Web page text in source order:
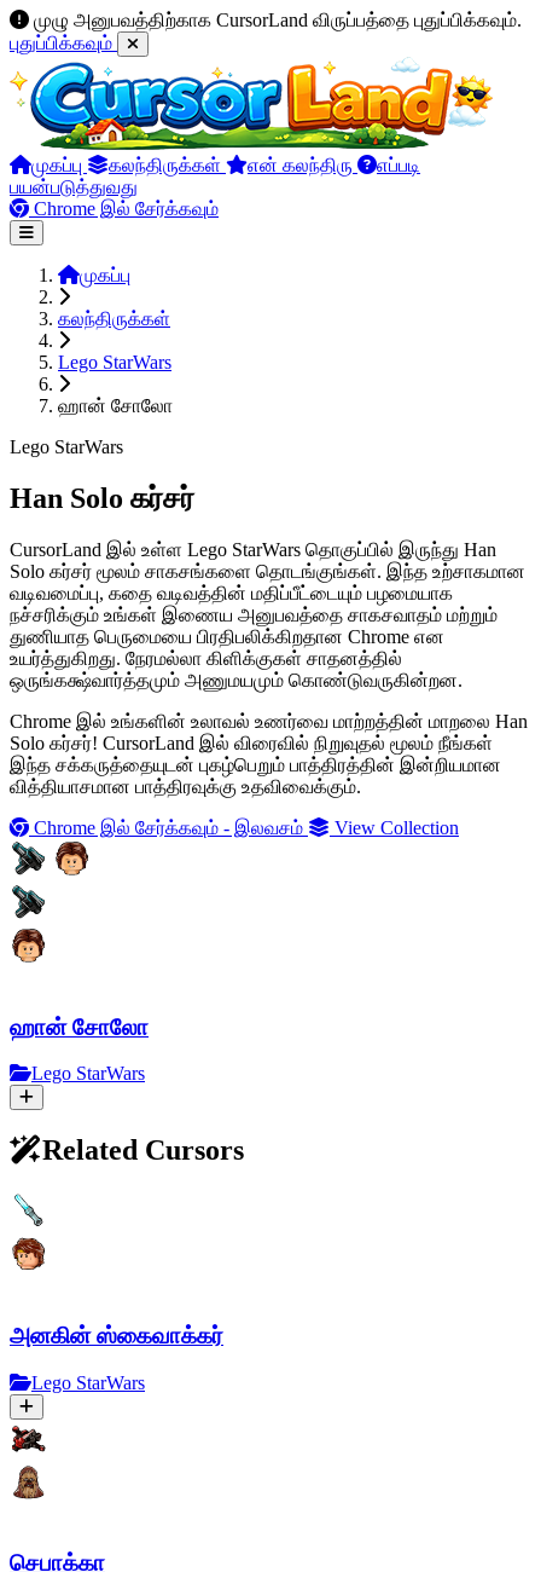
முழு அனுபவத்திற்காக CursorLand விருப்பத்தை புதுப்பிக்கவும்.
புதுப்பிக்கவும்
முகப்பு கலந்திருக்கள் என் கலந்திரு
எப்படி
பயன்படுத்துவது
Chrome இல் சேர்க்கவும்
முகப்பு
கலந்திருக்கள்
Lego StarWars
ஹான் சோலோ
Lego StarWars
Han Solo கர்சர்
CursorLand இல் உள்ள Lego StarWars தொகுப்பில் இருந்து Han
Solo கர்சர் மூலம் சாகசங்களை தொடங்குங்கள். இந்த உற்சாகமான
வடிவமைப்பு, கதை வடிவத்தின் மதிப்பீட்டையும் பழமையாக
நச்சரிக்கும் உங்கள் இணைய அனுபவத்தை சாகசவாதம் மற்றும்
துணியாத பெருமையை பிரதிபலிக்கிறதான Chrome என
உயர்த்துகிறது. நேரமல்லா கிளிக்குகள் சாதனத்தில்
ஒருங்கக்ஷ்வார்த்தமும் அணுமயமும் கொண்டுவருகின்றன.
Chrome இல் உங்களின் உலாவல் உணர்வை மாற்றத்தின் மாறலை Han
Solo கர்சர்! CursorLand இல் விரைவில் நிறுவுதல் மூலம் நீங்கள்
இந்த சக்கருத்தையுடன் புகழ்பெறும் பாத்திரத்தின் இன்றியமான
வித்தியாசமான பாத்திரவுக்கு உதவிவைக்கும்.
Chrome இல் சேர்க்கவும் - இலவசம்
View Collection
ஹான் சோலோ
Lego StarWars
Related Cursors
அனகின் ஸ்கைவாக்கர்
Lego StarWars
செபாக்கா